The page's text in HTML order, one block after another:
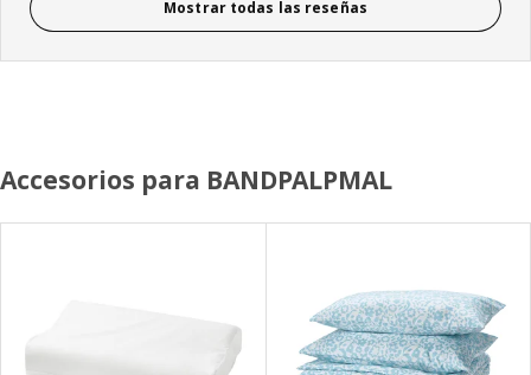
Mostrar todas las reseñas
Accesorios para BANDPALPMAL